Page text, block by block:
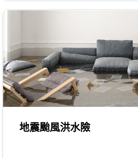
地震颱風洪水險